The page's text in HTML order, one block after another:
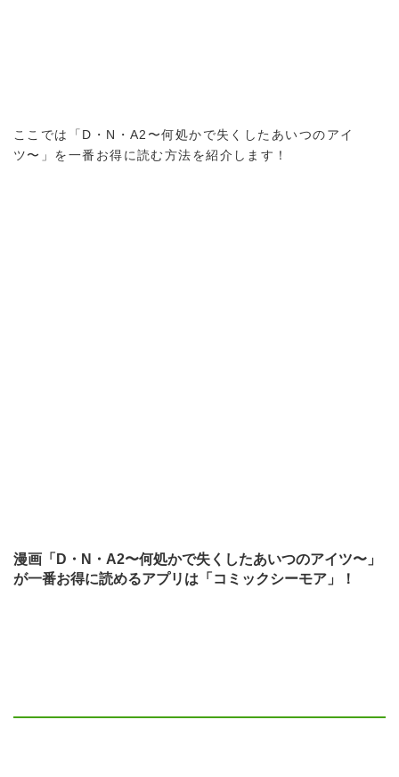
ここでは「D・N・A2〜何処かで失くしたあいつのアイ
ツ〜」を一番お得に読む方法を紹介します！
漫画「D・N・A2〜何処かで失くしたあいつのアイツ〜」
が一番お得に読めるアプリは「コミックシーモア」！